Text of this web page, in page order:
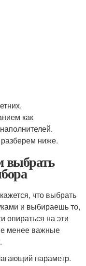
как
ниже.
выбрать
что выбрать
и выбираешь то,
опираться на эти
менее важные
параметр.